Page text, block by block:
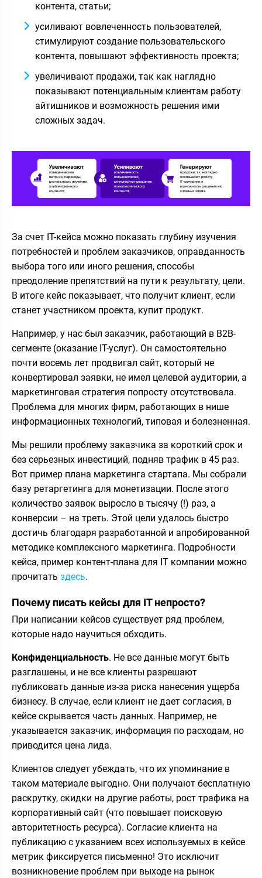
контента, статьи;
усиливают вовлеченность пользователей,
стимулируют создание пользовательского
контента, повышают эффективность проекта;
увеличивают продажи, так как наглядно
показывают потенциальным клиентам работу
айтишников и возможность решения ими
сложных задач.
За счет IT-кейса можно показать глубину изучения
потребностей и проблем заказчиков, оправданность
выбора того или иного решения, способы
преодоление препятствий на пути к результату, цели.
В итоге кейс показывает, что получит клиент, если
станет участником проекта, купит продукт.
Например, у нас был заказчик, работающий в B2B-
сегменте (оказание IT-услуг). Он самостоятельно
почти восемь лет продвигал сайт, который не
конвертировал заявки, не имел целевой аудитории, а
маркетинговая стратегия попросту отсутствовала.
Проблема для многих фирм, работающих в нише
информационных технологий, типовая и болезненная.
Мы решили проблему заказчика за короткий срок и
без серьезных инвестиций, подняв трафик в 45 раз.
Вот пример плана маркетинга стартапа. Мы собрали
базу ретаргетинга для монетизации. После этого
количество заявок выросло в тысячу (!) раз, а
конверсии – на треть. Этой цели удалось быстро
достичь благодаря разработанной и апробированной
методике комплексного маркетинга. Подробности
кейса, пример контент-плана для IT компании можно
прочитать здесь.
Почему писать кейсы для IT непросто?
При написании кейсов существует ряд проблем,
которые надо научиться обходить.
Конфиденциальность. Не все данные могут быть
разглашены, и не все клиенты разрешают
публиковать данные из-за риска нанесения ущерба
бизнесу. В случае, если клиент не дает согласия, в
кейсе скрывается часть данных. Например, не
указывается заказчик, информация по расходам, но
приводится цена лида.
Клиентов следует убеждать, что их упоминание в
таком материале выгодно. Они получают бесплатную
раскрутку, скидки на другие работы, рост трафика на
корпоративный сайт (что повышает поисковую
авторитетность ресурса). Согласие клиента на
публикацию с указанием всех используемых в кейсе
метрик фиксируется письменно! Это исключит
возникновение проблем при выходе на рынок